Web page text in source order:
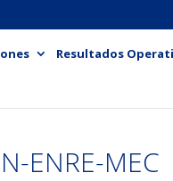
Resultados
ENRE-MEC